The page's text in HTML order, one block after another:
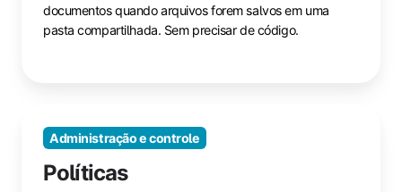
documentos quando arquivos forem salvos em uma
pasta compartilhada. Sem precisar de código.
Administração e controle
Políticas